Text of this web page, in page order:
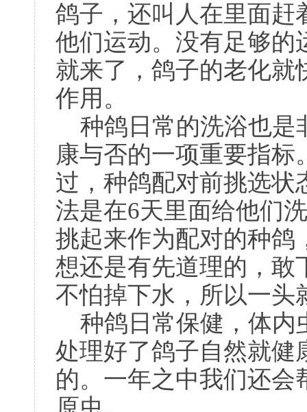
鸽子，还叫人在里面赶
他们运动。没有足够的
就来了，鸽子的老化就
作用。
种鸽日常的洗浴也是
康与否的一项重要指
过，种鸽配对前挑选状
法是在6天里面给他们
挑起来作为配对的种鸽
想还是有先道理的，敢
不怕掉下水，所以一头
种鸽日常保健，体内
处理好了鸽子自然就健
的。一年之中我们还会